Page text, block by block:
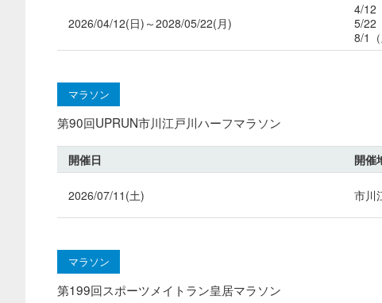
2026/04/12(日)～2028/05/22(月)
4/12
5/22
8/1
マラソン
第90回UPRUN市川江戸川ハーフマラソン
開催日 開催
2026/07/11(土) 市川
マラソン
第199回スポーツメイトラン皇居マラソン